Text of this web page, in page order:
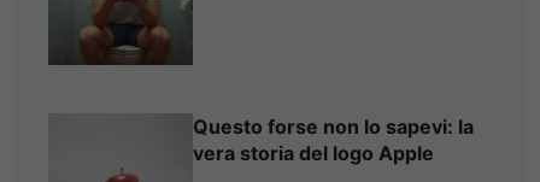
Questo forse non lo sapevi: la
vera storia del logo Apple